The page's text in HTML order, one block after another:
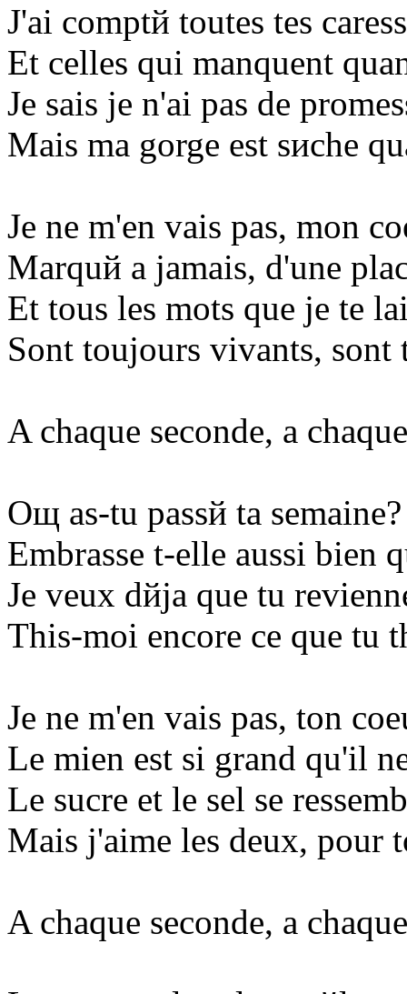
J'ai comptй toutes tes
Et celles qui manquent
Je sais je n'ai pas de
Mais ma gorge est sиche
Je ne m'en vais pas, mon
Marquй а jamais, d'une
Et tous les mots que je te
Sont toujours vivants, sont
A chaque seconde, а
Oщ as-tu passй ta semaine?
Embrasse t-elle aussi bien
Je veux dйjа que tu
This-moi encore ce que tu
Je ne m'en vais pas, ton
Le mien est si grand qu'il
Le sucre et le sel se
Mais j'aime les deux, pour
A chaque seconde, а